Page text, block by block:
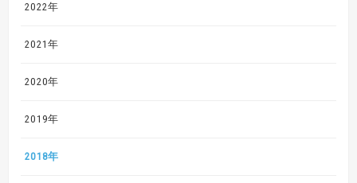
2022年
2021年
2020年
2019年
2018年